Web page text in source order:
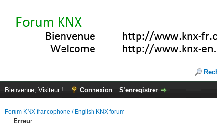
Bienvenue, Visiteur ! Connexion S’enregistrer
Forum KNX francophone / English KNX forum
Erreur